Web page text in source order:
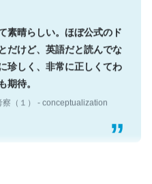
素晴らしい。ほぼ公式のド
だけど、英語だと読んでな
珍しく、非常に正しくてわ
期待。